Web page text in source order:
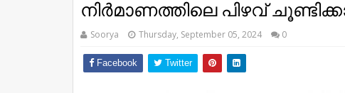
നിര്‍മാണത്തിലെ പിഴവ്
Soorya Thursday, September 05, 2024 0
Facebook Twitter